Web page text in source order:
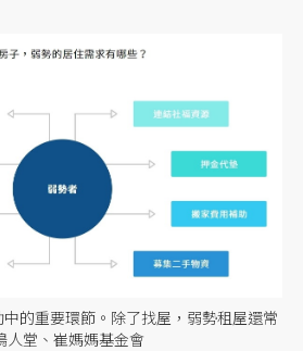
中的重要環節。除了找屋，弱勢租屋還常
人堂、崔媽媽基金會